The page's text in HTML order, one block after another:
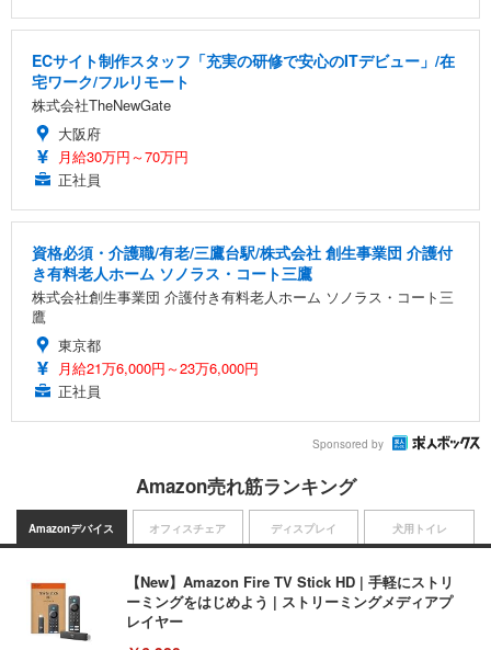
ECサイト制作スタッフ「充実の研修で安心のITデビュー」/在
宅ワーク/フルリモート
株式会社TheNewGate
大阪府
月給30万円～70万円
正社員
資格必須・介護職/有老/三鷹台駅/株式会社 創生事業団 介護付
き有料老人ホーム ソノラス・コート三鷹
株式会社創生事業団 介護付き有料老人ホーム ソノラス・コート三
鷹
東京都
月給21万6,000円～23万6,000円
正社員
Sponsored by
Amazon売れ筋ランキング
Amazonデバイス
【New】Amazon Fire TV Stick HD | 手軽にストリ
ーミングをはじめよう | ストリーミングメディアプ
レイヤー
オフィスチェア ディスプレイ 犬用トイレ